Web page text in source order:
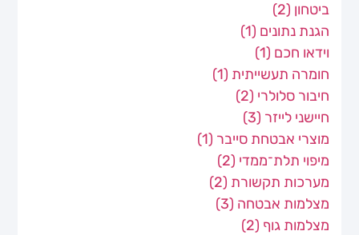
ביטחון (2)
הגנת נתונים (1)
וידאו חכם (1)
חומרה תעשייתית (1)
חיבור סלולרי (2)
חיישני לייזר (3)
מוצרי אבטחת סייבר (1)
מיפוי תלת־ממדי (2)
מערכות תקשורת (2)
מצלמות אבטחה (3)
מצלמות גוף (2)